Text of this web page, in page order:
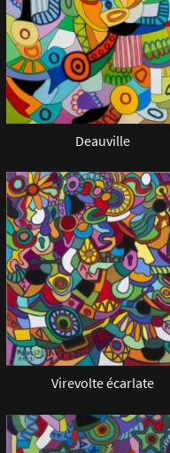
Deauville
Virevolte écarlate